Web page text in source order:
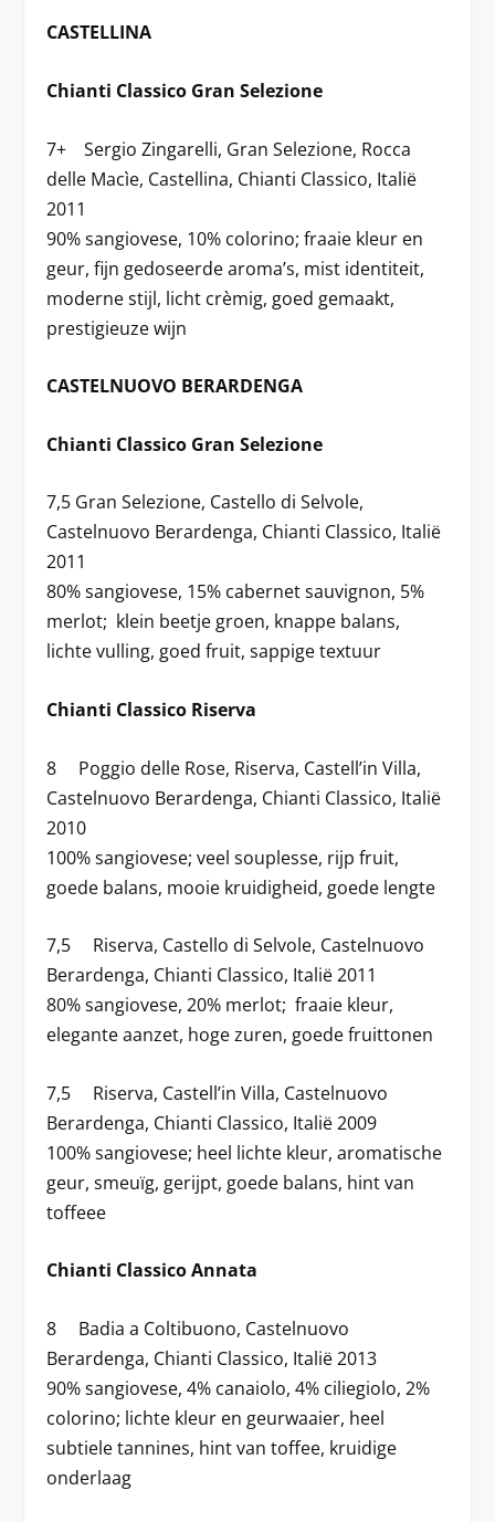
CASTELLINA
Chianti Classico Gran Selezione
7+ Sergio Zingarelli, Gran Selezione, Rocca
delle Macìe, Castellina, Chianti Classico, Italië
2011
90% sangiovese, 10% colorino; fraaie kleur en
geur, fijn gedoseerde aroma’s, mist identiteit,
moderne stijl, licht crèmig, goed gemaakt,
prestigieuze wijn
CASTELNUOVO BERARDENGA
Chianti Classico Gran Selezione
7,5 Gran Selezione, Castello di Selvole,
Castelnuovo Berardenga, Chianti Classico, Italië
2011
80% sangiovese, 15% cabernet sauvignon, 5%
merlot; klein beetje groen, knappe balans,
lichte vulling, goed fruit, sappige textuur
Chianti Classico Riserva
8 Poggio delle Rose, Riserva, Castell’in Villa,
Castelnuovo Berardenga, Chianti Classico, Italië
2010
100% sangiovese; veel souplesse, rijp fruit,
goede balans, mooie kruidigheid, goede lengte
7,5 Riserva, Castello di Selvole, Castelnuovo
Berardenga, Chianti Classico, Italië 2011
80% sangiovese, 20% merlot; fraaie kleur,
elegante aanzet, hoge zuren, goede fruittonen
7,5 Riserva, Castell’in Villa, Castelnuovo
Berardenga, Chianti Classico, Italië 2009
100% sangiovese; heel lichte kleur, aromatische
geur, smeuïg, gerijpt, goede balans, hint van
toffeee
Chianti Classico Annata
8 Badia a Coltibuono, Castelnuovo
Berardenga, Chianti Classico, Italië 2013
90% sangiovese, 4% canaiolo, 4% ciliegiolo, 2%
colorino; lichte kleur en geurwaaier, heel
subtiele tannines, hint van toffee, kruidige
onderlaag